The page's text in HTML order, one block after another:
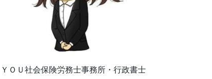
ＹＯＵ社会保険労務士事務所・行政書士